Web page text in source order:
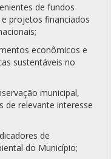
de fundos
projetos financiados
econômicos e
sustentáveis no
municipal,
de relevante interesse
de
do Município;